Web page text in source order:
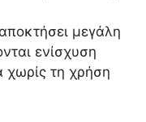
μεγάλη
ενίσχυση
χωρίς τη χρήση